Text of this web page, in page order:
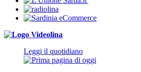
Leggi il quotidiano